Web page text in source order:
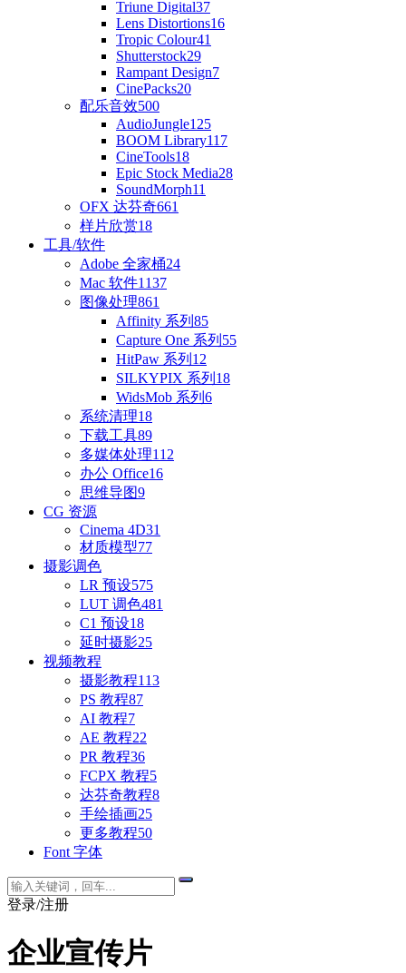
Triune Digital37
Lens Distortions16
Tropic Colour41
Shutterstock29
Rampant Design7
CinePacks20
配乐音效500
AudioJungle125
BOOM Library117
CineTools18
Epic Stock Media28
SoundMorph11
OFX 达芬奇661
样片欣赏18
工具/软件
Adobe 全家桶24
Mac 软件1137
图像处理861
Affinity 系列 85
Capture One 系列 55
HitPaw 系列 12
SILKYPIX 系列 18
WidsMob 系列 6
系统清理18
下载工具89
多媒体处理112
办公 Office16
思维导图9
CG 资源
Cinema 4D31
材质模型77
摄影调色
LR 预设575
LUT 调色481
C1 预设18
延时摄影25
视频教程
摄影教程113
PS 教程87
AI 教程7
AE 教程22
PR 教程36
FCPX 教程5
达芬奇教程8
手绘插画25
更多教程50
Font 字体
登录/注册
企业宣传片